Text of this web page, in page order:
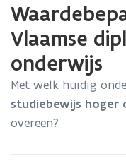
met
laden.
zich
op:
Waardebepaling
van
oude
Vlaamse
onderwijs
Met welk huidig
studiebewijs hoger
overeen?